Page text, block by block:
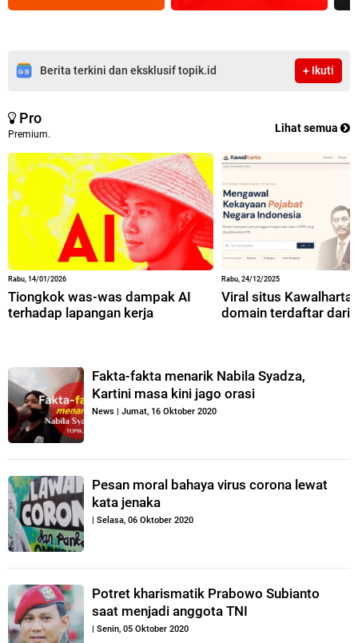
Berita terkini dan eksklusif topik.id + Ikuti
Pro
Premium. Lihat semua
Rabu, 14/01/2026
Tiongkok was-was dampak AI
terhadap lapangan kerja
Rabu, 24/12/2025
Viral situs
domain terdaftar dari
Fakta-fakta menarik Nabila Syadza,
Kartini masa kini jago orasi
News | Jumat, 16 Oktober 2020
Pesan moral bahaya virus corona lewat
kata jenaka
| Selasa, 06 Oktober 2020
Potret kharismatik Prabowo Subianto
saat menjadi anggota TNI
| Senin, 05 Oktober 2020